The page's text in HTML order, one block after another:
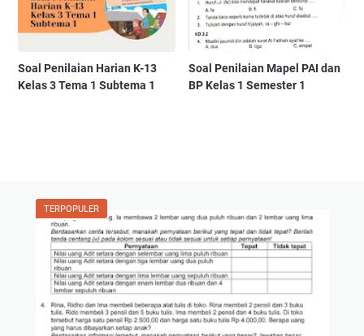
Soal Penilaian Harian K-13
Kelas 3 Tema 1 Subtema 1
Soal Penilaian Mapel PAI dan
BP Kelas 1 Semester 1
TERPOPULER